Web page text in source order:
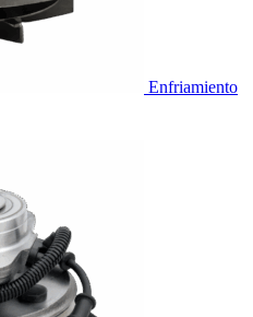
Enfriamiento